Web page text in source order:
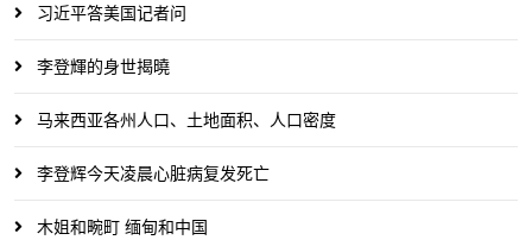
习近平答美国记者问
李登輝的身世揭曉
马来西亚各州人口、土地面积、人口密度
李登辉今天凌晨心脏病复发死亡
木姐和畹町 缅甸和中国